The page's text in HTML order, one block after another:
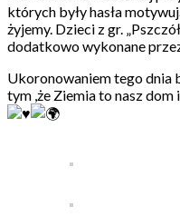
których były hasła
żyjemy. Dzieci z gr.
dodatkowo wykonane
Ukoronowaniem tego dnia
tym ,że Ziemia to nasz